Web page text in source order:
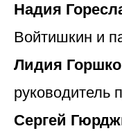
Надия
Войтишкин и
Лидия
руководитель
Сергей